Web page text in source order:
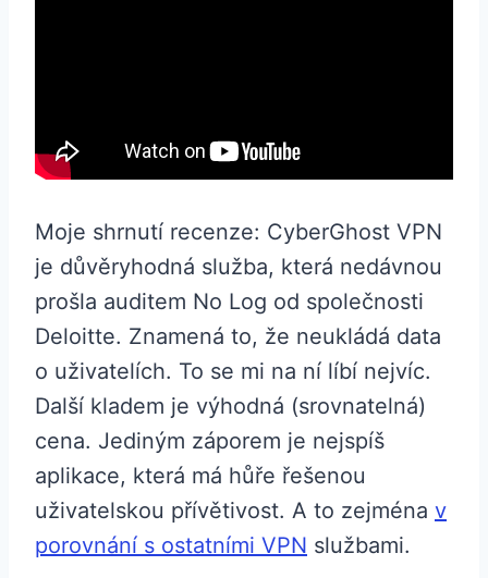
Moje shrnutí recenze: CyberGhost VPN
je důvěryhodná služba, která nedávnou
prošla auditem No Log od společnosti
Deloitte. Znamená to, že neukládá data
o uživatelích. To se mi na ní líbí nejvíc.
Další kladem je výhodná (srovnatelná)
cena. Jediným záporem je nejspíš
aplikace, která má hůře řešenou
uživatelskou přívětivost. A to zejména v
porovnání s ostatními VPN službami.